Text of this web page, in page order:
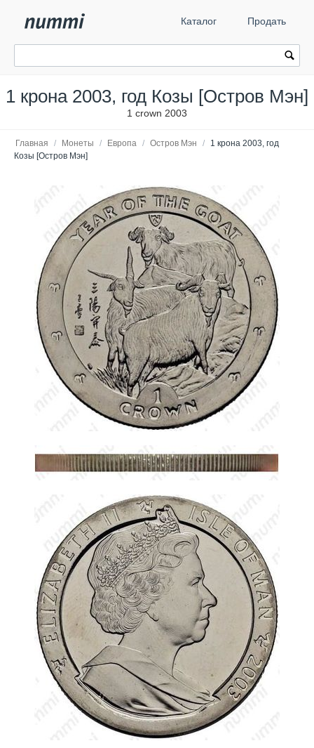
Каталог Продать
1 крона 2003, год Козы [Остров Мэн]
1 crown 2003
Главная / Монеты / Европа / Остров Мэн /
1 крона 2003, год
Козы [Остров Мэн]